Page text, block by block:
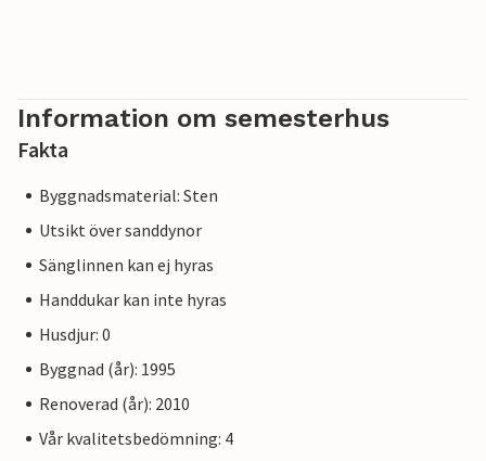
Information om semesterhus
Fakta
Byggnadsmaterial: Sten
Utsikt över sanddynor
Sänglinnen kan ej hyras
Handdukar kan inte hyras
Husdjur: 0
Byggnad (år): 1995
Renoverad (år): 2010
Vår kvalitetsbedömning: 4